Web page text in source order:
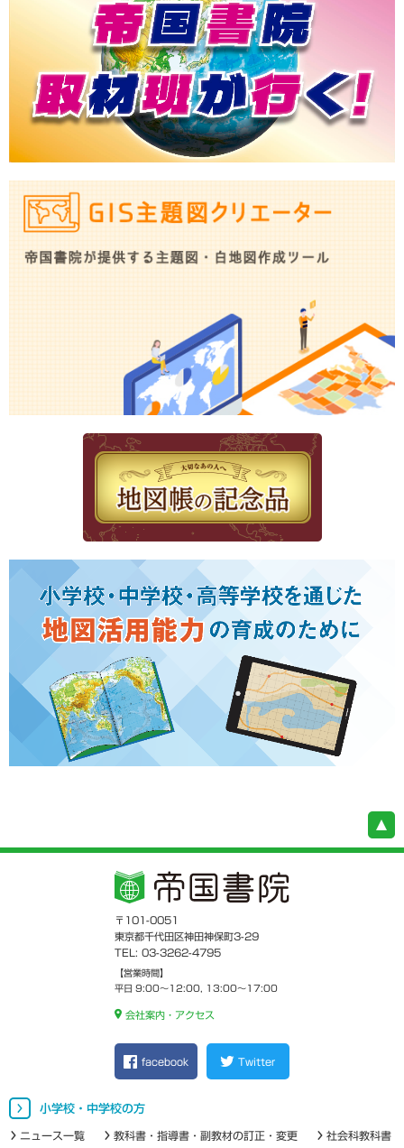
〒101-0051
東京都千代田区神田神保町3-29
TEL: 03-3262-4795
【営業時間】
平日 9:00～12:00, 13:00～17:00
会社案内・アクセス
facebook Twitter
小学校・中学校の方
ニュース一覧 教科書・指導書・副教材の訂正・変更 社会科教科書